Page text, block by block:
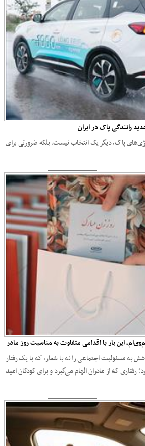
پاک، دیگر یک انتخاب نیست، بلکه ضرورتی برای
این بار با اقدامی متفاوت به مناسبت روز مادر
به مسئولیت اجتماعی را نه با شعار، که با یک رفتار
رفتاری که از مادران الهام می‌گیرد و برای کودکان امید